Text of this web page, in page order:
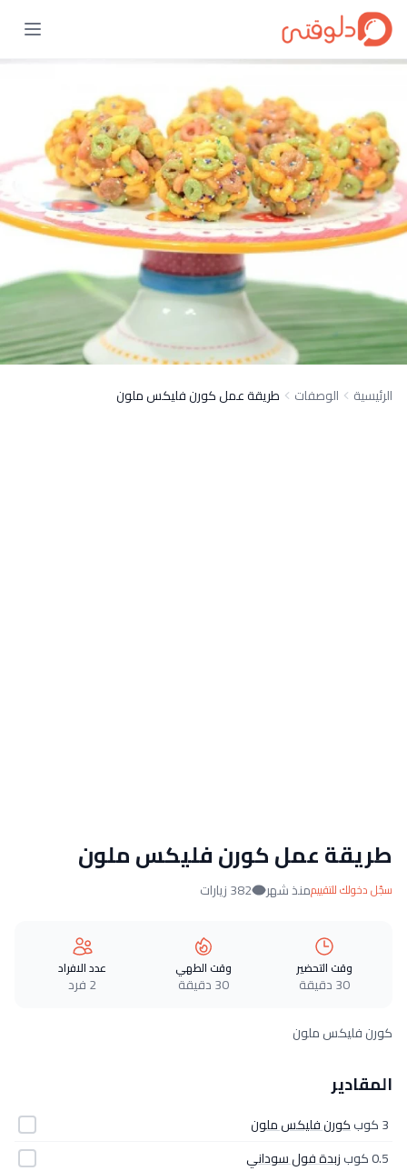
الرئيسية الوصفات طريقة عمل كورن فليكس ملون
طريقة عمل كورن فليكس ملون
سجّل دخولك للتقييممنذ شهر 382 زيارات
وقت التحضير
30 دقيقة
وقت الطهي
30 دقيقة
عدد الافراد
2 فرد
كورن فليكس ملون
المقادير
3 كوب
كورن فليكس ملون
0.5 كوب
زبدة فول سوداني